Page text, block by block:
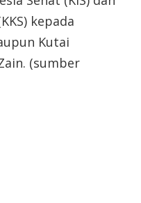
kepada
Kutai
(sumber